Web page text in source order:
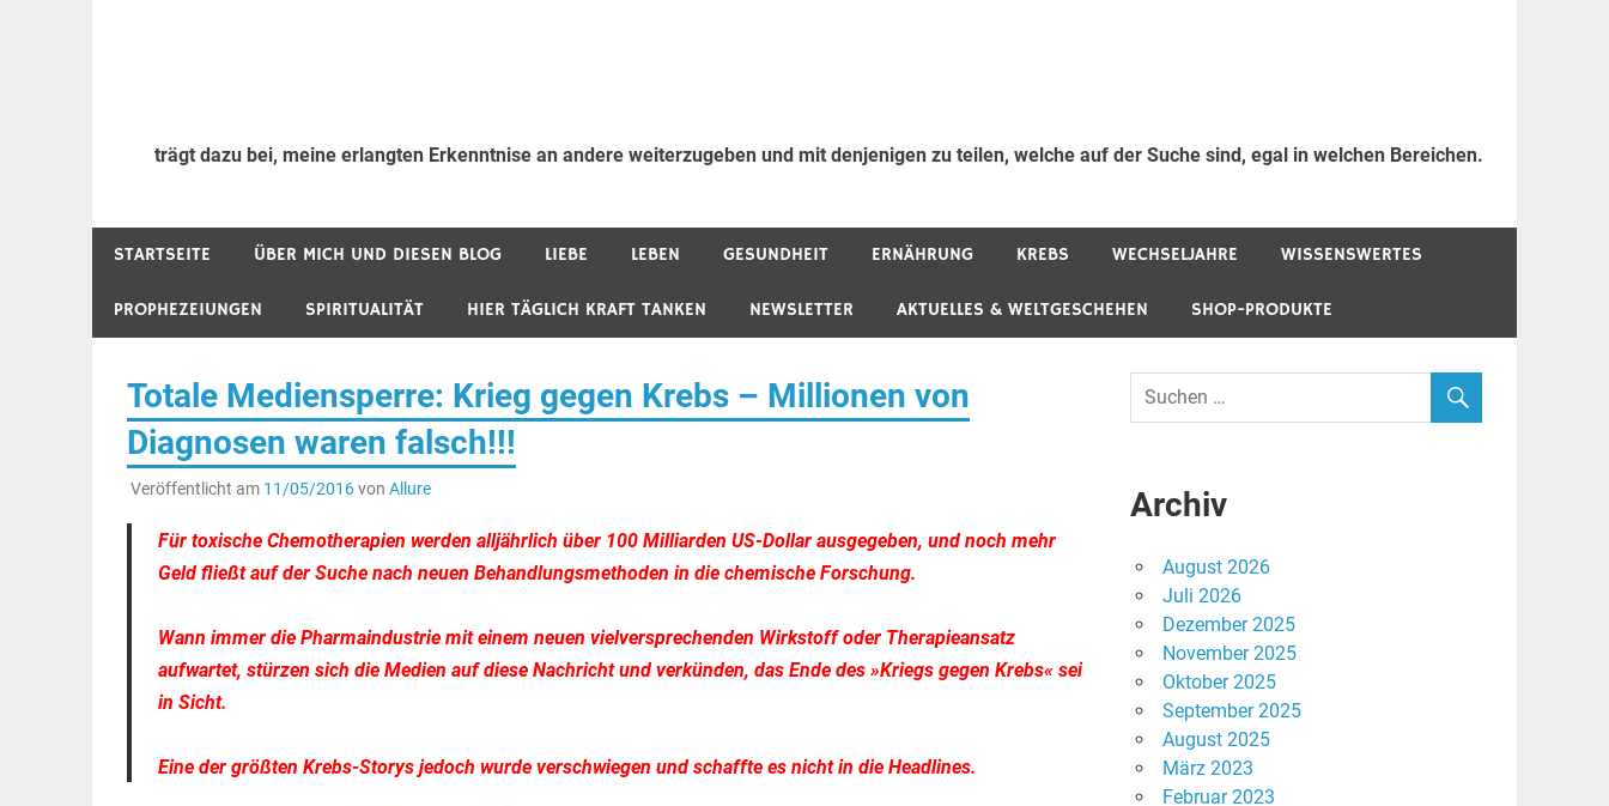
trägt dazu bei, meine erlangten Erkenntnise an andere weiterzugeben und mit denjenigen zu teilen, welche auf der Suche sind, egal in welchen Bereichen.
STARTSEITE ÜBER MICH UND DIESEN BLOG LIEBE LEBEN GESUNDHEIT ERNÄHRUNG KREBS WECHSELJAHRE WISSENSWERTES
PROPHEZEIUNGEN SPIRITUALITÄT HIER TÄGLICH KRAFT TANKEN NEWSLETTER AKTUELLES & WELTGESCHEHEN SHOP-PRODUKTE
Totale Mediensperre: Krieg gegen Krebs – Millionen von
Diagnosen waren falsch!!!
Veröffentlicht am 11/05/2016von Allure
Für toxische Chemotherapien werden alljährlich über 100 Milliarden US-Dollar ausgegeben, und noch mehr
Geld fließt auf der Suche nach neuen Behandlungsmethoden in die chemische Forschung.
Wann immer die Pharmaindustrie mit einem neuen vielversprechenden Wirkstoff oder Therapieansatz
aufwartet, stürzen sich die Medien auf diese Nachricht und verkünden, das Ende des »Kriegs gegen Krebs« sei
in Sicht.
Eine der größten Krebs-Storys jedoch wurde verschwiegen und schaffte es nicht in die Headlines.
Archiv
August 2026
Juli 2026
Dezember 2025
November 2025
Oktober 2025
September 2025
August 2025
März 2023
Februar 2023